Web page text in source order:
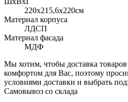
220x215,6х220см
Материал корпуса
ЛДСП
Материал фасада
МДФ
Мы хотим, чтобы доставка
комфортом для Вас, поэтому
условиями доставки и выбрать
Самовывоз со склада